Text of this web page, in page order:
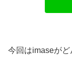
今回はimaseが